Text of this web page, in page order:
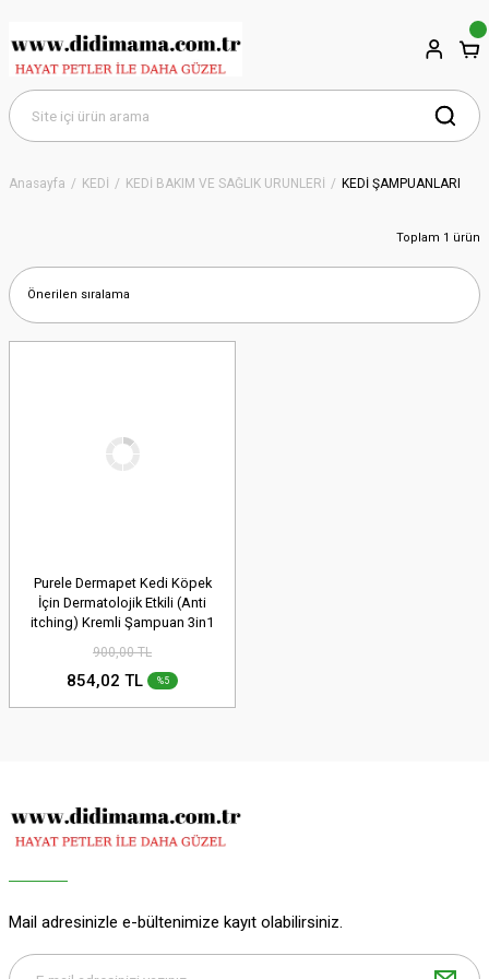
Anasayfa KEDİ KEDİ BAKIM VE SAĞLIK ÜRÜNLERİ KEDİ ŞAMPUANLARI
Toplam 1 ürün
Purele Dermapet Kedi Köpek
İçin Dermatolojik Etkili (Anti
itching) Kremli Şampuan 3in1
900,00 TL
854,02 TL %5
Mail adresinizle e-bültenimize kayıt olabilirsiniz.